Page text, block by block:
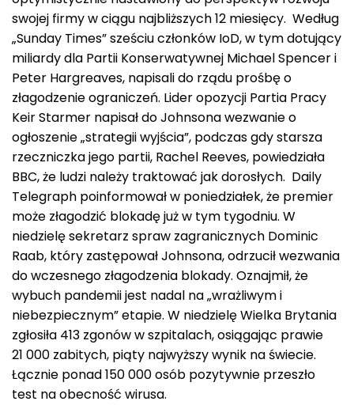
swojej firmy w ciągu najbliższych 12 miesięcy. Według
„Sunday Times” sześciu członków IoD, w tym dotujący
miliardy dla Partii Konserwatywnej Michael Spencer i
Peter Hargreaves, napisali do rządu prośbę o
złagodzenie ograniczeń. Lider opozycji Partia Pracy
Keir Starmer napisał do Johnsona wezwanie o
ogłoszenie „strategii wyjścia”, podczas gdy starsza
rzeczniczka jego partii, Rachel Reeves, powiedziała
BBC, że ludzi należy traktować jak dorosłych. Daily
Telegraph poinformował w poniedziałek, że premier
może złagodzić blokadę już w tym tygodniu. W
niedzielę sekretarz spraw zagranicznych Dominic
Raab, który zastępował Johnsona, odrzucił wezwania
do wczesnego złagodzenia blokady. Oznajmił, że
wybuch pandemii jest nadal na „wrażliwym i
niebezpiecznym” etapie. W niedzielę Wielka Brytania
zgłosiła 413 zgonów w szpitalach, osiągając prawie
21 000 zabitych, piąty najwyższy wynik na świecie.
Łącznie ponad 150 000 osób pozytywnie przeszło
test na obecność wirusa.